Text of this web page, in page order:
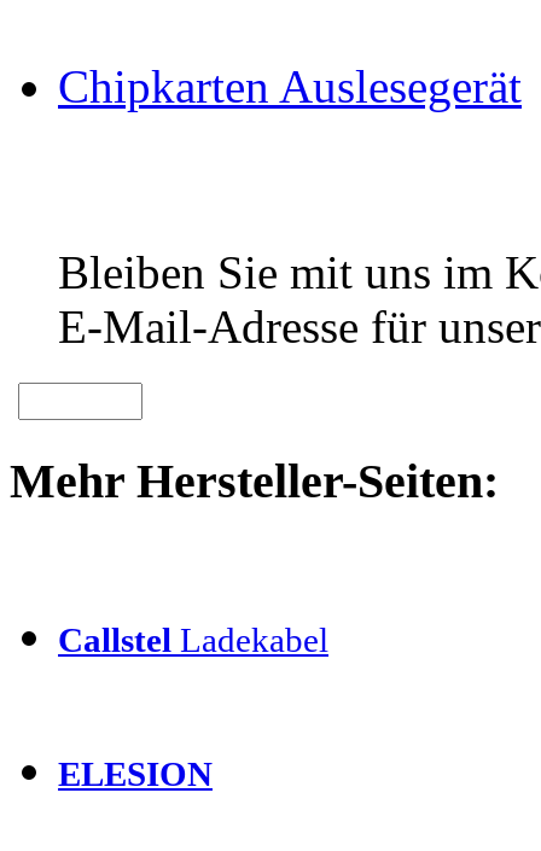
Chipkarten Auslesegerät
Bleiben Sie mit uns im
E-Mail-Adresse für
Mehr Hersteller-Seiten:
Callstel Ladekabel
ELESION